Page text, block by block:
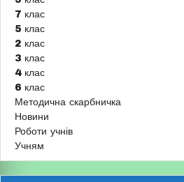
7 клас
5 клас
2 клас
3 клас
4 клас
6 клас
Методична скарбничка
Новини
Роботи учнів
Учням